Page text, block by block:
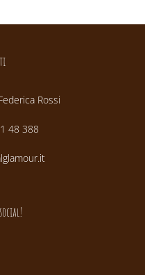
Rossi
48 388